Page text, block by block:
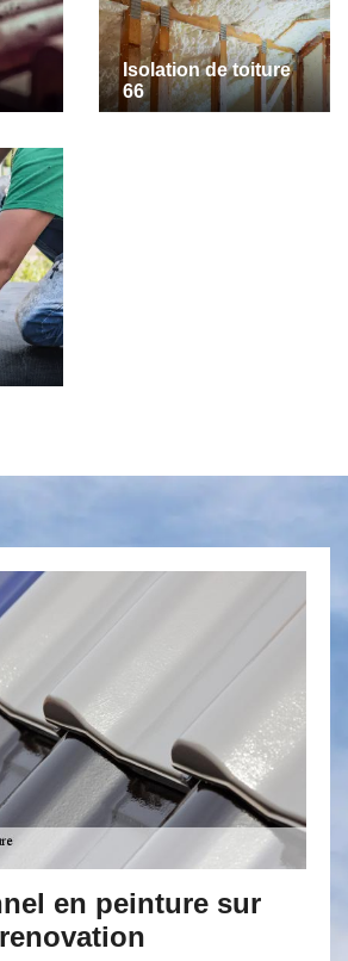
Isolation de toiture
66
sur
Nos aptitudes
peinture sur